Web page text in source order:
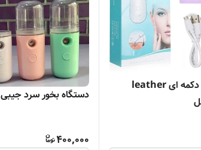
اتو صورت شاول دکمه ای leather
دستگاه بخور سرد جیبی
400,000